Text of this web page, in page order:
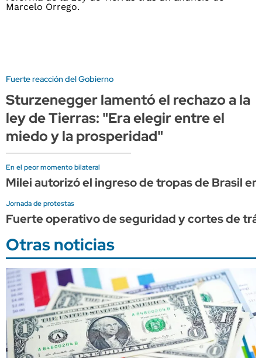
Fuerte reacción del Gobierno
Sturzenegger lamentó el rechazo a la
ley de Tierras: "Era elegir entre el
miedo y la prosperidad"
En el peor momento bilateral
Milei autorizó el ingreso de tropas de Brasil
Jornada de protestas
Fuerte operativo de seguridad y cortes de
Otras noticias